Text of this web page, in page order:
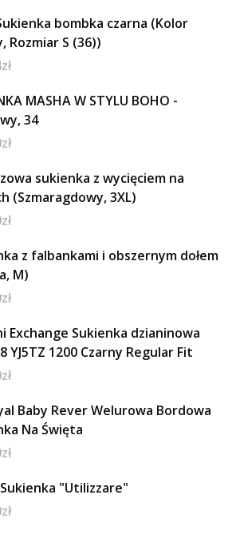
bombka czarna (Kolor
Rozmiar S (36))
zł
MASHA W STYLU BOHO -
34
zł
sukienka z wycięciem na
(Szmaragdowy, 3XL)
zł
z falbankami i obszernym dołem
M)
zł
Exchange Sukienka dzianinowa
YJ5TZ 1200 Czarny Regular Fit
zł
Baby Rever Welurowa Bordowa
Na Święta
zł
"Utilizzare"
zł